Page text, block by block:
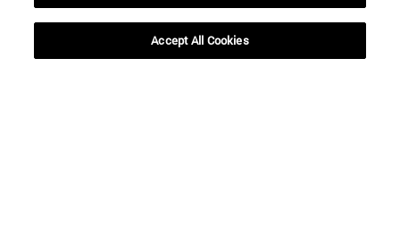
Accesos directos
(abre en nueva ventana)
Accept All Cookies